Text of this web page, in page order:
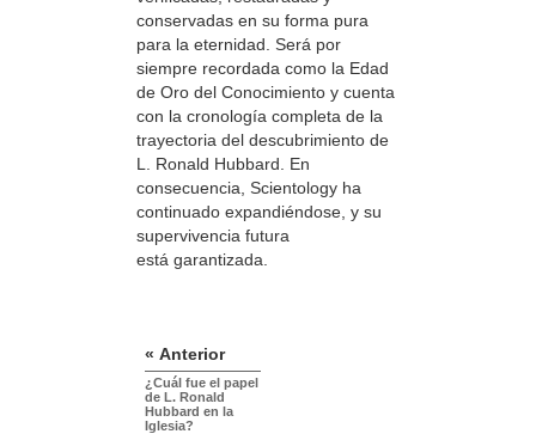
conservadas en su forma pura
para la eternidad. Será por
siempre recordada como la Edad
de Oro del Conocimiento y cuenta
con la cronología completa de la
trayectoria del descubrimiento de
L. Ronald Hubbard. En
consecuencia, Scientology ha
continuado expandiéndose, y su
supervivencia futura
está garantizada.
« Anterior
¿Cuál fue el papel
de L. Ronald
Hubbard en la
Iglesia?